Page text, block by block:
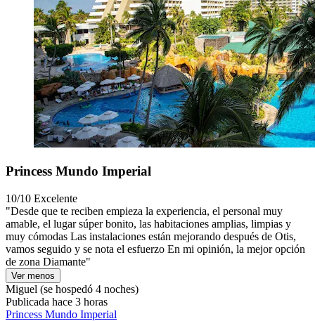
Princess Mundo Imperial
10/10 Excelente
"Desde que te reciben empieza la experiencia, el personal muy
amable, el lugar súper bonito, las habitaciones amplias, limpias y
muy cómodas Las instalaciones están mejorando después de Otis,
vamos seguido y se nota el esfuerzo En mi opinión, la mejor opción
de zona Diamante"
Ver menos
Miguel (se hospedó 4 noches)
Publicada hace 3 horas
Princess Mundo Imperial